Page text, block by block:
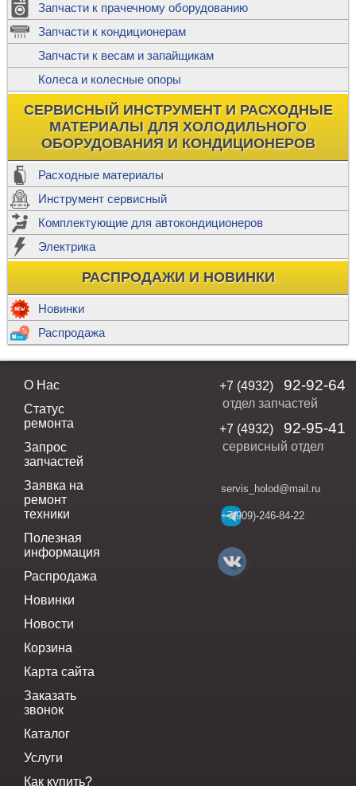
Запчасти к прачечному оборудованию
Запчасти к кондиционерам
Запчасти к весам и запайщикам
Колеса и колесные опоры
СЕРВИСНЫЙ ИНСТРУМЕНТ И РАСХОДНЫЕ
МАТЕРИАЛЫ ДЛЯ ХОЛОДИЛЬНОГО
ОБОРУДОВАНИЯ И КОНДИЦИОНЕРОВ
Расходные материалы
Инструмент сервисный
Комплектующие для автокондиционеров
Электрика
РАСПРОДАЖИ И НОВИНКИ
Новинки
Распродажа
О Нас
Статус
ремонта
Запрос
запчастей
Заявка на
ремонт
техники
Полезная
информация
Распродажа
Новинки
Новости
Корзина
Карта сайта
Заказать
звонок
Каталог
Услуги
Как купить?
+7 (4932) 92-92-64
отдел запчастей
+7 (4932)
92-95-41
сервисный отдел
servis_holod@mail.ru
+7(909)-246-84-22